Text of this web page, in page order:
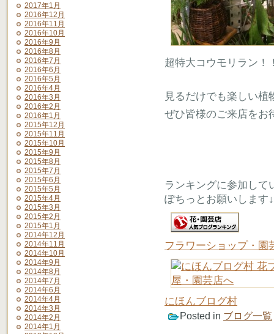
2017年1月
2016年12月
2016年11月
2016年10月
2016年9月
2016年8月
2016年7月
2016年6月
2016年5月
2016年4月
2016年3月
2016年2月
2016年1月
2015年12月
2015年11月
2015年10月
2015年9月
2015年8月
2015年7月
2015年6月
2015年5月
2015年4月
2015年3月
2015年2月
2015年1月
2014年12月
2014年11月
2014年10月
2014年9月
2014年8月
2014年7月
2014年6月
2014年4月
2014年3月
2014年2月
2014年1月
超特大コウモリラン！
見るだけでも楽しい植
ぜひ皆様のご来店をお
ランキングに参加して
ぽちっとお願いします↓
フラワーショップ・園
にほんブログ村
Posted in ブログ一覧